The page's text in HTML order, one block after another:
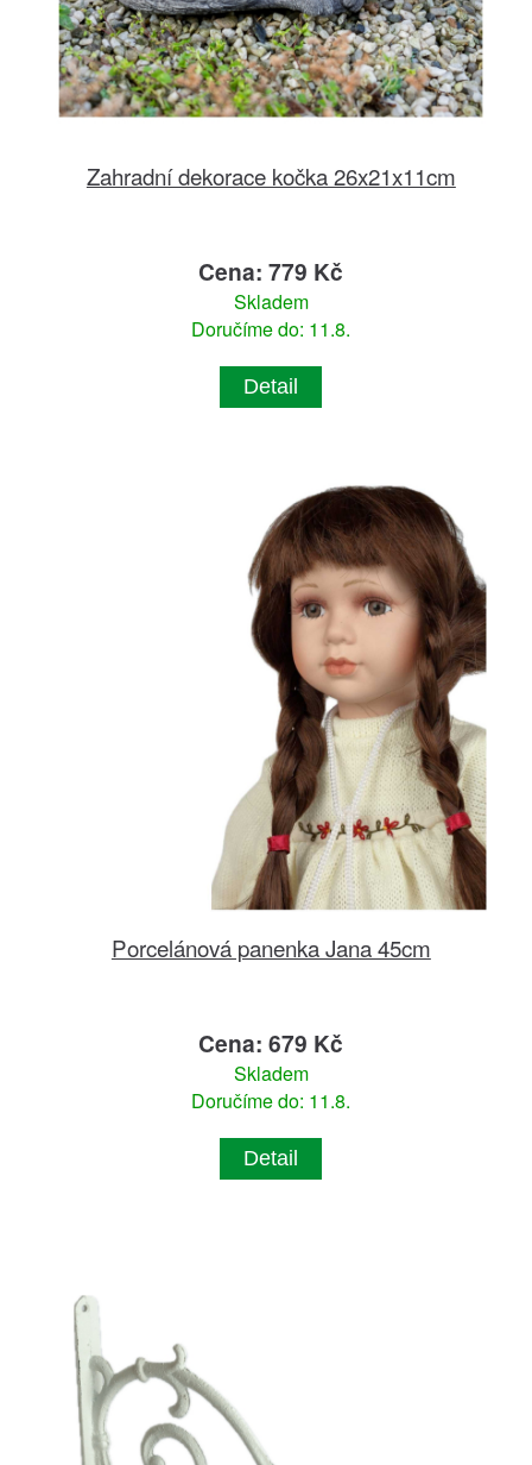
Zahradní dekorace kočka 26x21x11cm
Cena: 779 Kč
Skladem
Doručíme do: 11.8.
Detail
Porcelánová panenka Jana 45cm
Cena: 679 Kč
Skladem
Doručíme do: 11.8.
Detail